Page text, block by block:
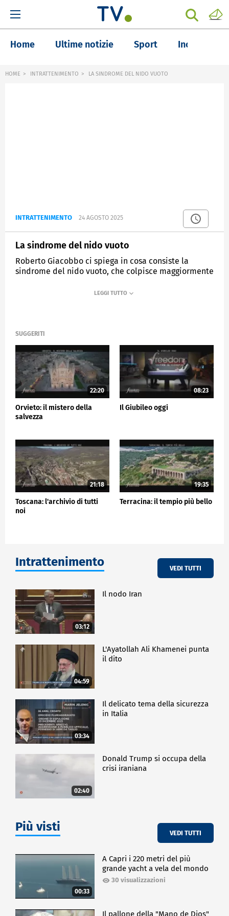
Home Ultime notizie Sport Inchieste
HOME INTRATTENIMENTO LA SINDROME DEL NIDO VUOTO
INTRATTENIMENTO 24 AGOSTO 2025
La sindrome del nido vuoto
Roberto Giacobbo ci spiega in cosa consiste la
sindrome del nido vuoto, che colpisce maggiormente
per studiare o semplicemente per andare a vivere
SUGGERITI
22:20
Orvieto: il mistero della
salvezza
08:23
Il Giubileo oggi
21:18
Toscana: l'archivio di tutti
noi
19:35
Terracina: il tempio più bello
Intrattenimento VEDI TUTTI
03:12
Il nodo Iran
04:59
L'Ayatollah Ali Khamenei punta
il dito
03:34
Il delicato tema della sicurezza
in Italia
02:40
Donald Trump si occupa della
crisi iraniana
Più visti VEDI TUTTI
00:33
A Capri i 220 metri del più
grande yacht a vela del mondo
30 visualizzazioni
Il pallone della "Mano de Dios"